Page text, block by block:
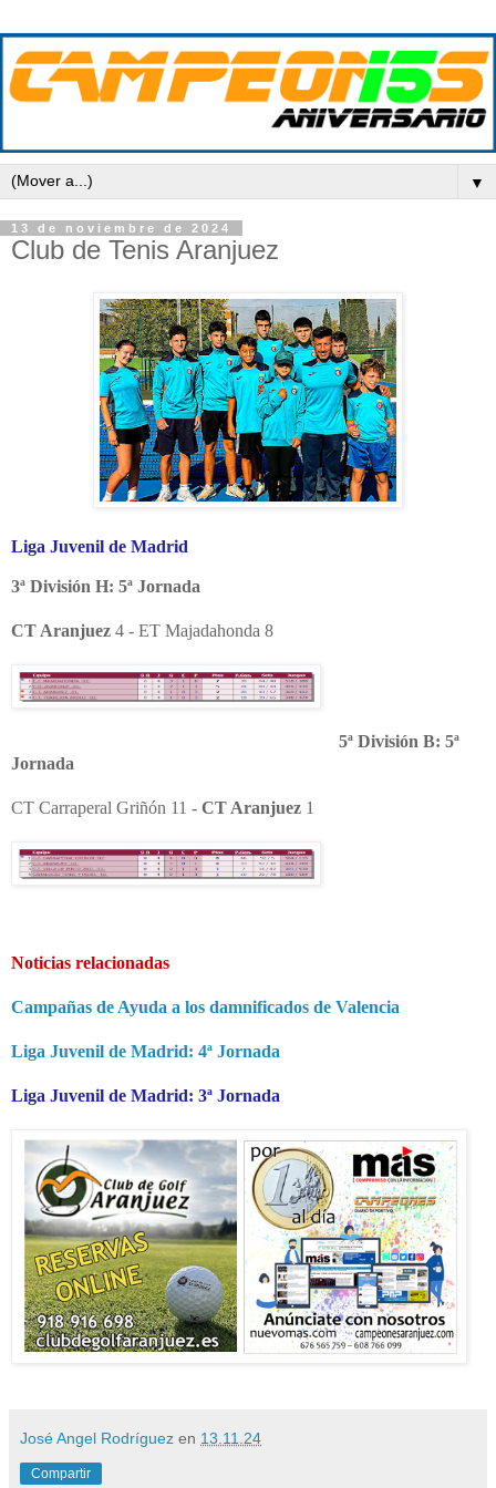
▼
13 de noviembre de 2024
Club de Tenis Aranjuez
Liga Juvenil de Madrid
3ª División H: 5ª Jornada
CT Aranjuez 4 - ET Majadahonda 8
5ª División B: 5ª
Jornada
CT Carraperal Griñón 11 - CT Aranjuez 1
Noticias relacionadas
Campañas de Ayuda a los damnificados de Valencia
Liga Juvenil de Madrid: 4ª Jornada
Liga Juvenil de Madrid: 3ª Jornada
José Angel Rodríguez en 13.11.24
Compartir